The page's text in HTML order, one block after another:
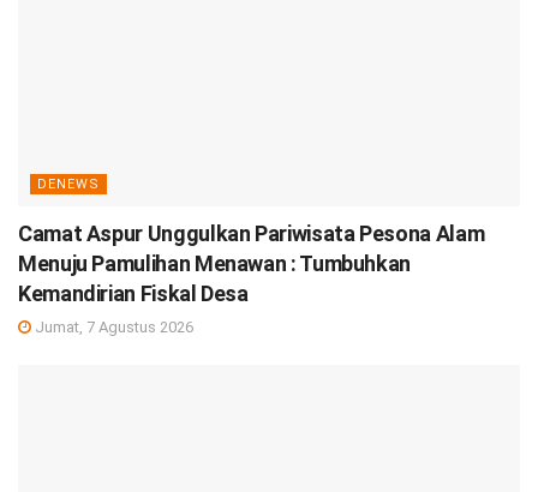
DENEWS
Camat Aspur Unggulkan Pariwisata Pesona Alam
Menuju Pamulihan Menawan : Tumbuhkan
Kemandirian Fiskal Desa
Jumat, 7 Agustus 2026